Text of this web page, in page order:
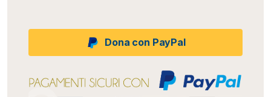
Dona con PayPal